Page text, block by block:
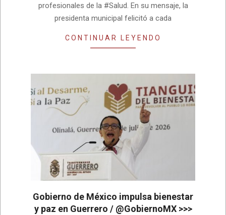
profesionales de la #Salud. En su mensaje, la
presidenta municipal felicitó a cada
CONTINUAR LEYENDO
Gobierno de México impulsa bienestar
y paz en Guerrero / @GobiernoMX >>>